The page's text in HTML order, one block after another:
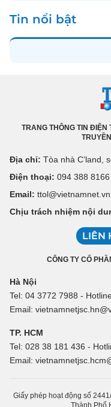
Tin nổi bật
TRANG THÔNG TIN ĐIỆN
Địa chỉ: Tòa nhà C’land,
Điện thoại: 094 388 8166
Email: ttol@vietnamnet.vn
Chịu trách nhiệm nội
LIÊN
CÔNG TY CỔ
Hà Nội
Tel: 04 3772 7988 -
Email:
TP. HCM
Tel: 028 38 181 436 -
Email:
Giấy phép hoạt động số
Thành Phố